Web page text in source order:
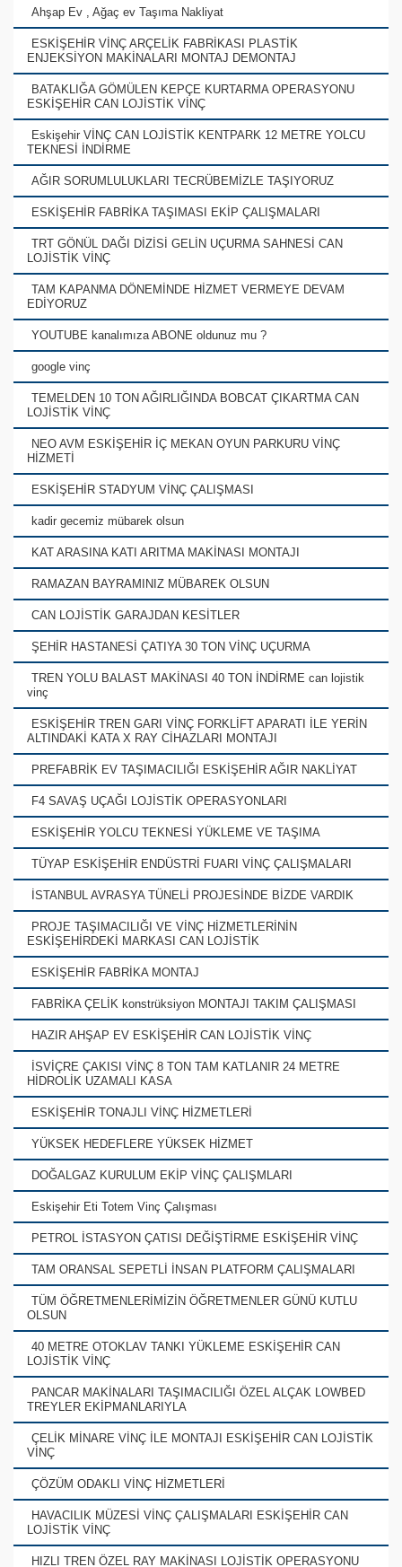
Ahşap Ev , Ağaç ev Taşıma Nakliyat
ESKİŞEHİR VİNÇ ARÇELİK FABRİKASI PLASTİK
ENJEKSİYON MAKİNALARI MONTAJ DEMONTAJ
BATAKLIĞA GÖMÜLEN KEPÇE KURTARMA OPERASYONU
ESKİŞEHİR CAN LOJİSTİK VİNÇ
Eskişehir VİNÇ CAN LOJİSTİK KENTPARK 12 METRE YOLCU
TEKNESİ İNDİRME
AĞIR SORUMLULUKLARI TECRÜBEMİZLE TAŞIYORUZ
ESKİŞEHİR FABRİKA TAŞIMASI EKİP ÇALIŞMALARI
TRT GÖNÜL DAĞI DİZİSİ GELİN UÇURMA SAHNESİ CAN
LOJİSTİK VİNÇ
TAM KAPANMA DÖNEMİNDE HİZMET VERMEYE DEVAM
EDİYORUZ
YOUTUBE kanalımıza ABONE oldunuz mu ?
google vinç
TEMELDEN 10 TON AĞIRLIĞINDA BOBCAT ÇIKARTMA CAN
LOJİSTİK VİNÇ
NEO AVM ESKİŞEHİR İÇ MEKAN OYUN PARKURU VİNÇ
HİZMETİ
ESKİŞEHİR STADYUM VİNÇ ÇALIŞMASI
kadir gecemiz mübarek olsun
KAT ARASINA KATI ARITMA MAKİNASI MONTAJI
RAMAZAN BAYRAMINIZ MÜBAREK OLSUN
CAN LOJİSTİK GARAJDAN KESİTLER
ŞEHİR HASTANESİ ÇATIYA 30 TON VİNÇ UÇURMA
TREN YOLU BALAST MAKİNASI 40 TON İNDİRME can lojistik
vinç
ESKİŞEHİR TREN GARI VİNÇ FORKLİFT APARATI İLE YERİN
ALTINDAKİ KATA X RAY CİHAZLARI MONTAJI
PREFABRİK EV TAŞIMACILIĞI ESKİŞEHİR AĞIR NAKLİYAT
F4 SAVAŞ UÇAĞI LOJİSTİK OPERASYONLARI
ESKİŞEHİR YOLCU TEKNESİ YÜKLEME VE TAŞIMA
TÜYAP ESKİŞEHİR ENDÜSTRİ FUARI VİNÇ ÇALIŞMALARI
İSTANBUL AVRASYA TÜNELİ PROJESİNDE BİZDE VARDIK
PROJE TAŞIMACILIĞI VE VİNÇ HİZMETLERİNİN
ESKİŞEHİRDEKİ MARKASI CAN LOJİSTİK
ESKİŞEHİR FABRİKA MONTAJ
FABRİKA ÇELİK konstrüksiyon MONTAJI TAKIM ÇALIŞMASI
HAZIR AHŞAP EV ESKİŞEHİR CAN LOJİSTİK VİNÇ
İSVİÇRE ÇAKISI VİNÇ 8 TON TAM KATLANIR 24 METRE
HİDROLİK UZAMALI KASA
ESKİŞEHİR TONAJLI VİNÇ HİZMETLERİ
YÜKSEK HEDEFLERE YÜKSEK HİZMET
DOĞALGAZ KURULUM EKİP VİNÇ ÇALIŞMLARI
Eskişehir Eti Totem Vinç Çalışması
PETROL İSTASYON ÇATISI DEĞİŞTİRME ESKİŞEHİR VİNÇ
TAM ORANSAL SEPETLİ İNSAN PLATFORM ÇALIŞMALARI
TÜM ÖĞRETMENLERİMİZİN ÖĞRETMENLER GÜNÜ KUTLU
OLSUN
40 METRE OTOKLAV TANKI YÜKLEME ESKİŞEHİR CAN
LOJİSTİK VİNÇ
PANCAR MAKİNALARI TAŞIMACILIĞI ÖZEL ALÇAK LOWBED
TREYLER EKİPMANLARIYLA
ÇELİK MİNARE VİNÇ İLE MONTAJI ESKİŞEHİR CAN LOJİSTİK
VİNÇ
ÇÖZÜM ODAKLI VİNÇ HİZMETLERİ
HAVACILIK MÜZESİ VİNÇ ÇALIŞMALARI ESKİŞEHİR CAN
LOJİSTİK VİNÇ
HIZLI TREN ÖZEL RAY MAKİNASI LOJİSTİK OPERASYONU